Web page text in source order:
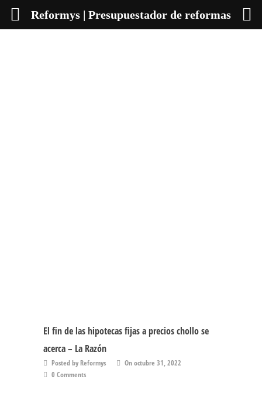
El fin de las hipotecas fijas a precios chollo se
acerca – La Razón
Posted by Reformys
On octubre 31, 2022
0 Comments
Reformys | Presupuestador de reformas